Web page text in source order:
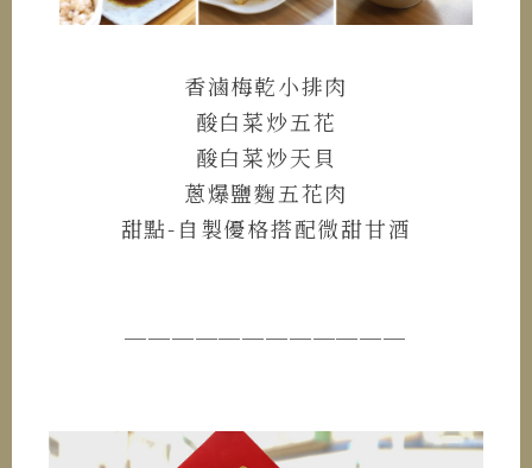
香滷梅乾小排肉
酸白菜炒五花
酸白菜炒天貝
蔥爆鹽麴五花肉
甜點-自製優格搭配微甜甘酒
────────────